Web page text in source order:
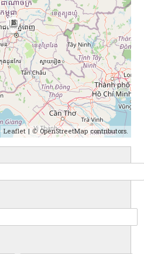
15
Leaflet| © OpenStreetMapcontributors.